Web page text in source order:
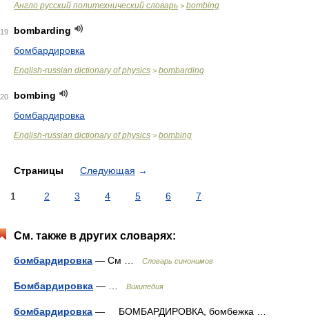
Англо русский политехнический словарь > bombing
19
bombarding
бомбардировка
English-russian dictionary of physics > bombarding
20
bombing
бомбардировка
English-russian dictionary of physics > bombing
Страницы Следующая →
1 2 3 4 5 6 7
См. также в других словарях:
бомбардировка — См … Словарь синонимов
Бомбардировка — … Википедия
бомбардировка — БОМБАРДИРОВКА, бомбежка …